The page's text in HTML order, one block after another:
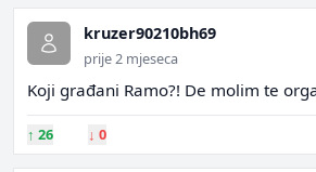
kruzer90210bh69
prije 2 mjeseca
Koji građani Ramo?! De molim te
↑ 26 ↓ 0